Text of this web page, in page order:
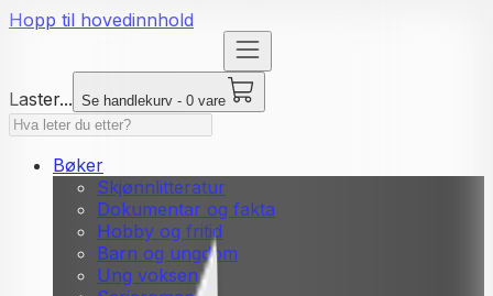
Hopp til hovedinnhold
Laster... Se handlekurv - 0 vare
Bøker
Skjønnlitteratur
Dokumentar og fakta
Hobby og fritid
Barn og ungdom
Ung voksen